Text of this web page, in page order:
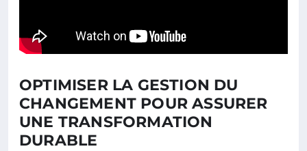
OPTIMISER LA GESTION DU
CHANGEMENT POUR ASSURER
UNE TRANSFORMATION
DURABLE